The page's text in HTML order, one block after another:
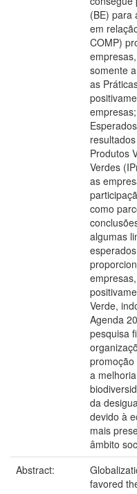
(BE) para
em
COMP)
somente
as
Produtos
Verdes
as
como
algumas
Verde,
Agenda
pesquisa
promoção
a
da
devido à
mais
âmbito
Abstract:
favored